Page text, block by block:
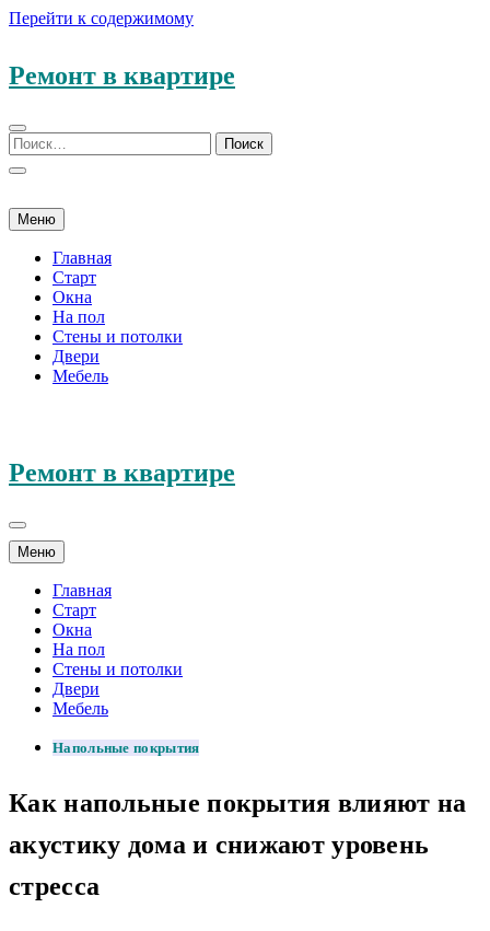
Перейти к содержимому
Ремонт в квартире
Меню
Главная
Старт
Окна
На пол
Стены и потолки
Двери
Мебель
Ремонт в квартире
Меню
Главная
Старт
Окна
На пол
Стены и потолки
Двери
Мебель
Напольные покрытия
Как напольные покрытия влияют на
акустику дома и снижают уровень
стресса